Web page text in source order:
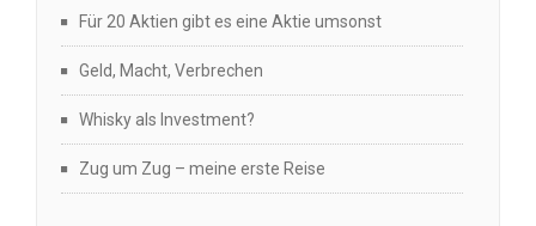
Für 20 Aktien gibt es eine Aktie umsonst
Geld, Macht, Verbrechen
Whisky als Investment?
Zug um Zug – meine erste Reise